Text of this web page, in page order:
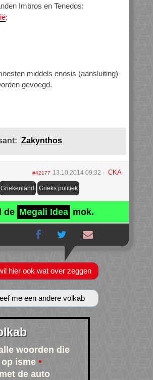
Imbros en Tenedos;
;
middels enosis (aansluiting)
gevoegd.
Zakynthos
#42177 13.10.2014 09:32 CKA
Griekenland Grieks politiek
de Megali Idea mok.
hier ook wat over zeggen
me een andere volkab
woorden die
isme
met de auto